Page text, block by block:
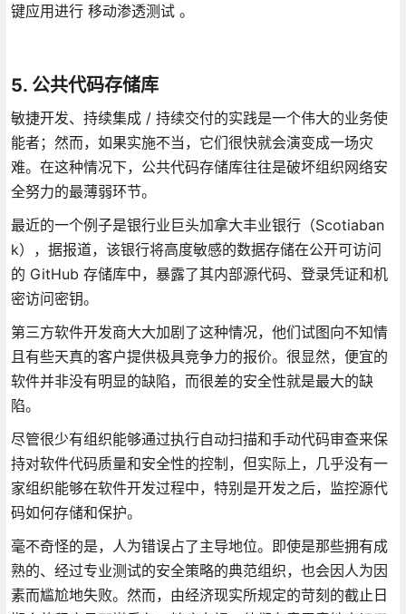
键应用进行 移动渗透测试 。
5. 公共代码存储库
敏捷开发、持续集成 / 持续交付的实践是一个伟大的业务使
能者；然而，如果实施不当，它们很快就会演变成一场灾
难。在这种情况下，公共代码存储库往往是破坏组织网络安
全努力的最薄弱环节。
最近的一个例子是银行业巨头加拿大丰业银行（Scotiaban
k），据报道，该银行将高度敏感的数据存储在公开可访问
的 GitHub 存储库中，暴露了其内部源代码、登录凭证和机
密访问密钥。
第三方软件开发商大大加剧了这种情况，他们试图向不知情
且有些天真的客户提供极具竞争力的报价。很显然，便宜的
软件并非没有明显的缺陷，而很差的安全性就是最大的缺
陷。
尽管很少有组织能够通过执行自动扫描和手动代码审查来保
持对软件代码质量和安全性的控制，但实际上，几乎没有一
家组织能够在软件开发过程中，特别是开发之后，监控源代
码如何存储和保护。
毫不奇怪的是，人为错误占了主导地位。即使是那些拥有成
熟的、经过专业测试的安全策略的典范组织，也会因人为因
素而尴尬地失败。然而，由经济现实所规定的苛刻的截止日